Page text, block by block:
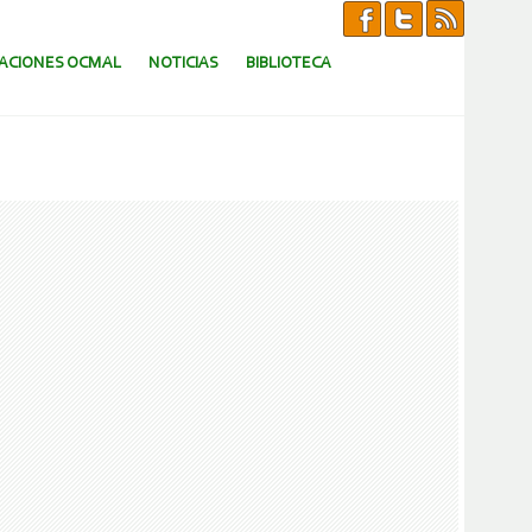
OCMAL NOTICIAS BIBLIOTECA